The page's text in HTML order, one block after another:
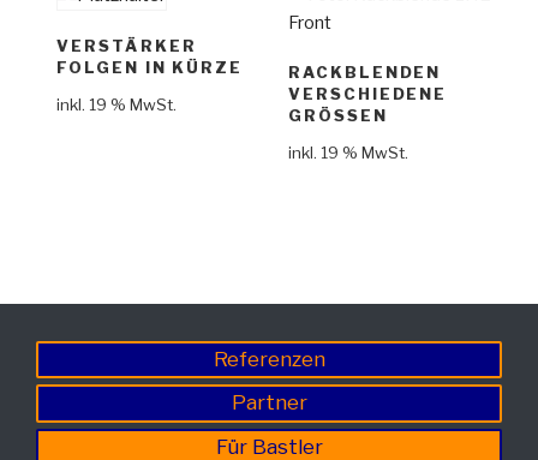
VERSTÄRKER
FOLGEN IN KÜRZE
inkl. 19 % MwSt.
RACKBLENDEN
VERSCHIEDENE
GRÖSSEN
inkl. 19 % MwSt.
Referenzen
Partner
Für Bastler